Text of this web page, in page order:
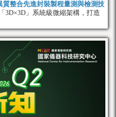
質整合先進封裝製程量測與檢測技
3D×3D」系統級微縮架構，打造